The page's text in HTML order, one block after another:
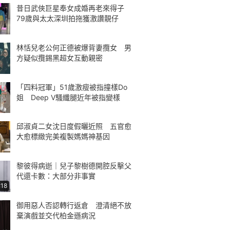
昔日武俠巨星奉女成婚再老來得子
79歲與太太深圳拍拖獲激讚靚仔
林恬兒老公何正德被爆背妻攬女 男
方疑似攬錫黑超女互動親密
「四料冠軍」51歲激瘦被指撞樣Do
姐 Deep V騷纖腿近年被指變樣
邱淑貞二女沈日度假曬近照 五官愈
大愈標緻完美複製媽媽神基因
黎彼得病逝｜兒子黎樹德開腔反擊父
代還卡數：大部分非事實
御用惡人否認轉行返倉 澄清絕不放
棄演戲並交代柏金遜病況